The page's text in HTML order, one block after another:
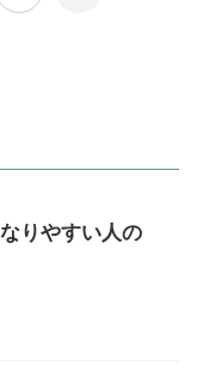
りやすい人の